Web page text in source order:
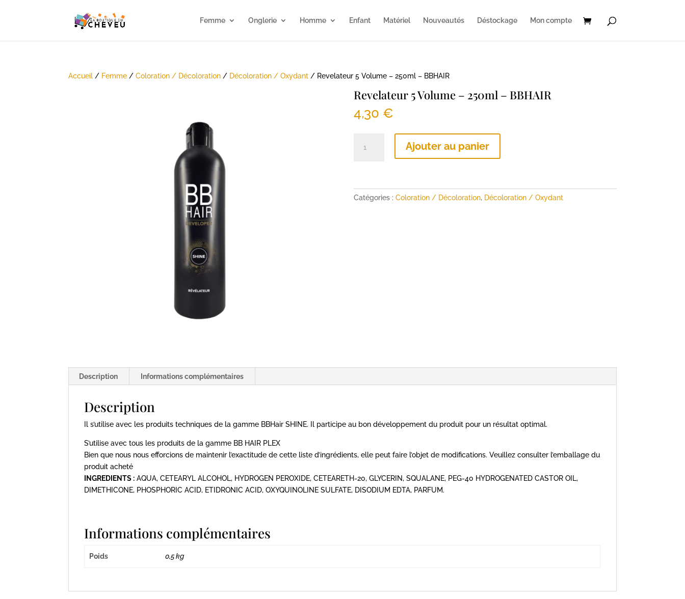
Femme Onglerie Homme Enfant Matériel Nouveautés Déstockage Mon compte
Accueil / Femme /Coloration / Décoloration / Décoloration / Oxydant / Revelateur 5 Volume – 250ml – BBHAIR
Revelateur 5 Volume – 250ml – BBHAIR
4,30 €
-
Ajouter au panier
Catégories : Coloration / Décoloration, Décoloration / Oxydant
Description Informations complémentaires
Description
Il s’utilise avec les produits techniques de la gamme BBHair SHINE. Il participe au bon développement du produit pour un résultat optimal.
S’utilise avec tous les produits de la gamme BB HAIR PLEX
Bien que nous nous efforcions de maintenir l’exactitude de cette liste d’ingrédients, elle peut faire l’objet de modifications. Veuillez consulter l’emballage du
produit acheté
INGREDIENTS : AQUA, CETEARYL ALCOHOL, HYDROGEN PEROXIDE, CETEARETH-20, GLYCERIN, SQUALANE, PEG-40 HYDROGENATED CASTOR OIL,
DIMETHICONE, PHOSPHORIC ACID, ETIDRONIC ACID, OXYQUINOLINE SULFATE, DISODIUM EDTA, PARFUM.
Informations complémentaires
Poids 0,5 kg